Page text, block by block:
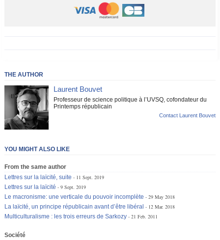
THE AUTHOR
Laurent Bouvet
Professeur de science politique à l’UVSQ, cofondateur du
Printemps républicain
Contact Laurent Bouvet
YOU MIGHT ALSO LIKE
From the same author
Lettres sur la laïcité, suite
11 Sept. 2019
Lettres sur la laïcité
9 Sept. 2019
Le macronisme: une verticale du pouvoir incomplète
29 May 2018
La laïcité, un principe républicain avant d’être libéral
12 Mar. 2018
Multiculturalisme : les trois erreurs de Sarkozy
21 Feb. 2011
Société